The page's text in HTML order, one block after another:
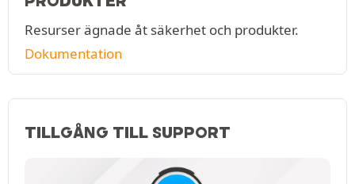
Resurser ägnade åt säkerhet och produkter.
Dokumentation
TILLGÅNG TILL SUPPORT